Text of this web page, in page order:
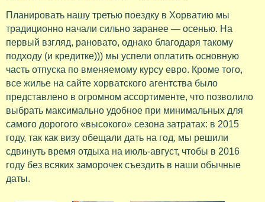
Планировать нашу третью поездку в Хорватию мы
традиционно начали сильно заранее — осенью. На
первый взгляд, рановато, однако благодаря такому
подходу (и кредитке))) мы успели оплатить основную
часть отпуска по вменяемому курсу евро. Кроме того,
все жилье на сайте хорватского агентства было
представлено в огромном ассортименте, что позволило
выбрать максимально удобное при минимальных для
самого дорогого «высокого» сезона затратах: в 2015
году, так как визу обещали дать на год, мы решили
сдвинуть время отдыха на июль-август, чтобы в 2016
году без всяких заморочек съездить в наши обычные
даты.